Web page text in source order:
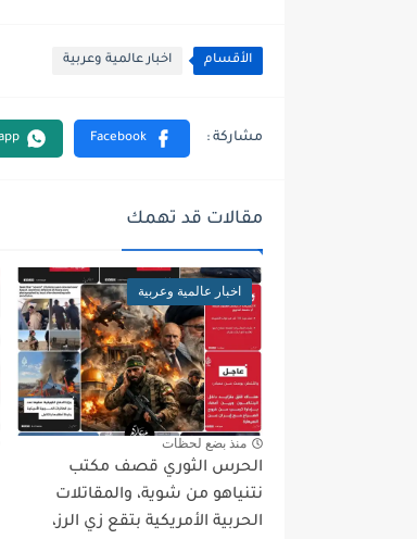
الأقسام اخبار عالمية وعربية
مقالات قد تهمك
اخبار عالمية وعربية
منذ بضع لحظات
الحرس الثوري قصف مكتب
نتنياهو من شوية، والمقاتلات
الحربية الأمريكية بتقع زي الرز،